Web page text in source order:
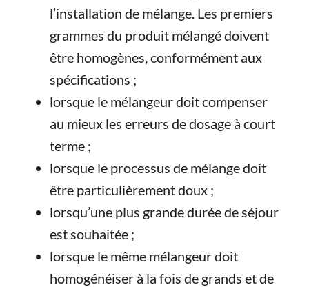
l’installation de mélange. Les premiers
grammes du produit mélangé doivent
être homogènes, conformément aux
spécifications ;
lorsque le mélangeur doit compenser
au mieux les erreurs de dosage à court
terme ;
lorsque le processus de mélange doit
être particulièrement doux ;
lorsqu’une plus grande durée de séjour
est souhaitée ;
lorsque le même mélangeur doit
homogénéiser à la fois de grands et de